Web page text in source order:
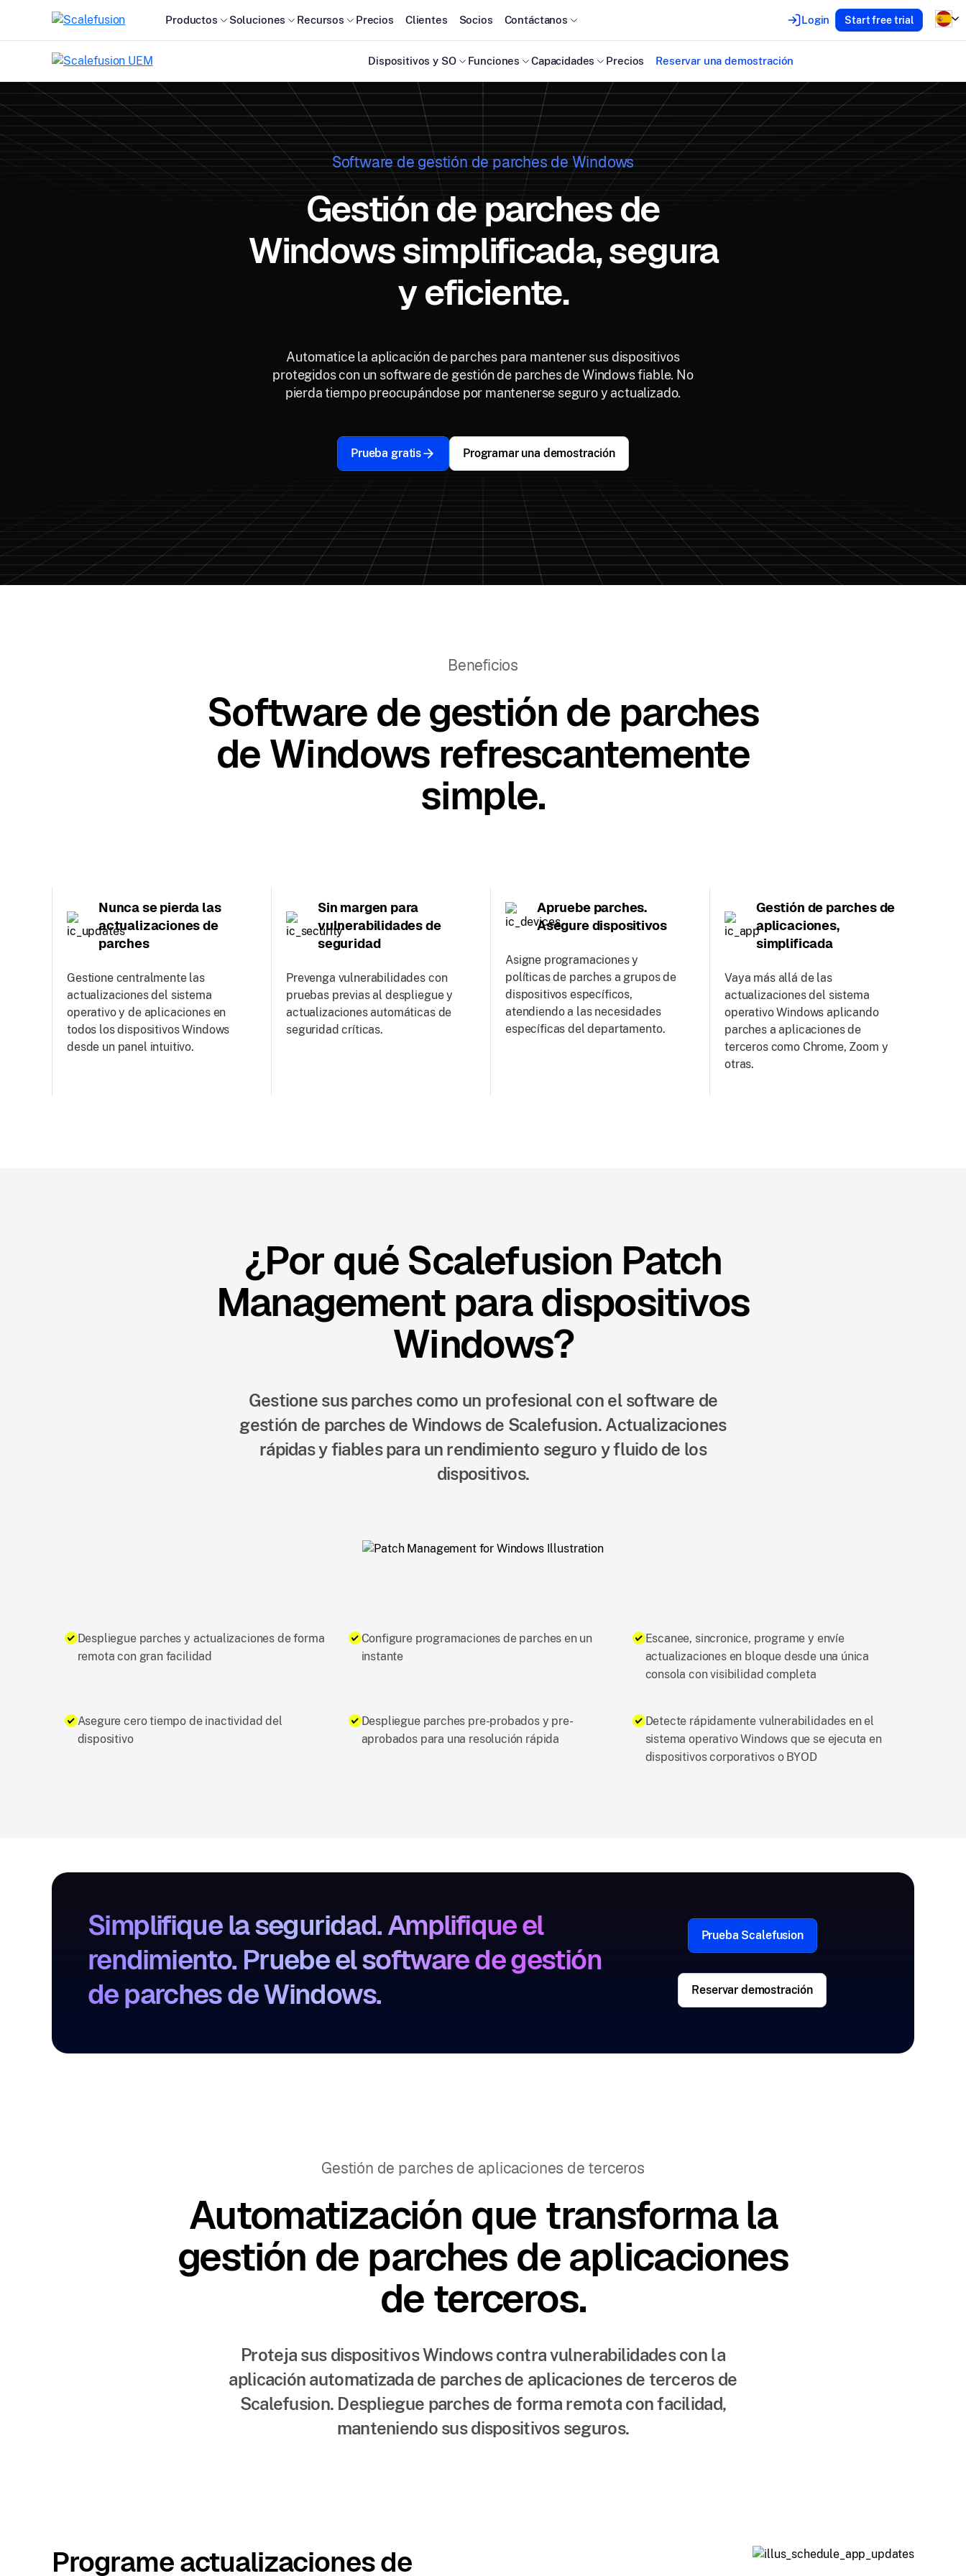
Productos Soluciones Recursos Precios Clientes Socios Contáctanos Login Start free trial
Dispositivos y SO Funciones Capacidades Precios Reservar una demostración
Software de gestión de parches de Windows
Gestión de parches de
Windows simplificada, segura
y eficiente.
Automatice la aplicación de parches para mantener sus dispositivos
protegidos con un software de gestión de parches de Windows fiable. No
pierda tiempo preocupándose por mantenerse seguro y actualizado.
Prueba gratis Programar una demostración
Beneficios
Software de gestión de parches
de Windows refrescantemente
simple.
Nunca se pierda las
actualizaciones de
parches
Gestione centralmente las
actualizaciones del sistema
operativo y de aplicaciones en
todos los dispositivos Windows
desde un panel intuitivo.
Sin margen para
vulnerabilidades de
seguridad
Prevenga vulnerabilidades con
pruebas previas al despliegue y
actualizaciones automáticas de
seguridad críticas.
Apruebe parches.
Asegure dispositivos
Asigne programaciones y
políticas de parches a grupos de
dispositivos específicos,
atendiendo a las necesidades
específicas del departamento.
Gestión de parches de
aplicaciones,
simplificada
Vaya más allá de las
actualizaciones del sistema
operativo Windows aplicando
parches a aplicaciones de
terceros como Chrome, Zoom y
otras.
¿Por qué Scalefusion Patch
Management para dispositivos
Windows?
Gestione sus parches como un profesional con el software de
gestión de parches de Windows de Scalefusion. Actualizaciones
rápidas y fiables para un rendimiento seguro y fluido de los
dispositivos.
Despliegue parches y actualizaciones de forma
remota con gran facilidad
Configure programaciones de parches en un
instante
Escanee, sincronice, programe y envíe
actualizaciones en bloque desde una única
consola con visibilidad completa
Asegure cero tiempo de inactividad del
dispositivo
Despliegue parches pre-probados y pre-
aprobados para una resolución rápida
Detecte rápidamente vulnerabilidades en el
sistema operativo Windows que se ejecuta en
dispositivos corporativos o BYOD
Simplifique la seguridad. Amplifique el
rendimiento. Pruebe el software de gestión
de parches de Windows.
Prueba Scalefusion
Reservar demostración
Gestión de parches de aplicaciones de terceros
Automatización que transforma la
gestión de parches de aplicaciones
de terceros.
Proteja sus dispositivos Windows contra vulnerabilidades con la
aplicación automatizada de parches de aplicaciones de terceros de
Scalefusion. Despliegue parches de forma remota con facilidad,
manteniendo sus dispositivos seguros.
Programe actualizaciones de